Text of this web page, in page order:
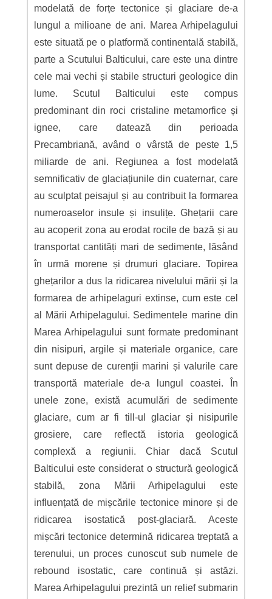
modelată de forțe tectonice și glaciare de-a
lungul a milioane de ani. Marea Arhipelagului
este situată pe o platformă continentală stabilă,
parte a Scutului Balticului, care este una dintre
cele mai vechi și stabile structuri geologice din
lume. Scutul Balticului este compus
predominant din roci cristaline metamorfice și
ignee, care datează din perioada
Precambriană, având o vârstă de peste 1,5
miliarde de ani. Regiunea a fost modelată
semnificativ de glaciațiunile din cuaternar, care
au sculptat peisajul și au contribuit la formarea
numeroaselor insule și insulițe. Ghețarii care
au acoperit zona au erodat rocile de bază și au
transportat cantități mari de sedimente, lăsând
în urmă morene și drumuri glaciare. Topirea
ghețarilor a dus la ridicarea nivelului mării și la
formarea de arhipelaguri extinse, cum este cel
al Mării Arhipelagului. Sedimentele marine din
Marea Arhipelagului sunt formate predominant
din nisipuri, argile și materiale organice, care
sunt depuse de curenții marini și valurile care
transportă materiale de-a lungul coastei. În
unele zone, există acumulări de sedimente
glaciare, cum ar fi till-ul glaciar și nisipurile
grosiere, care reflectă istoria geologică
complexă a regiunii. Chiar dacă Scutul
Balticului este considerat o structură geologică
stabilă, zona Mării Arhipelagului este
influențată de mișcările tectonice minore și de
ridicarea isostatică post-glaciară. Aceste
mișcări tectonice determină ridicarea treptată a
terenului, un proces cunoscut sub numele de
rebound isostatic, care continuă și astăzi.
Marea Arhipelagului prezintă un relief submarin